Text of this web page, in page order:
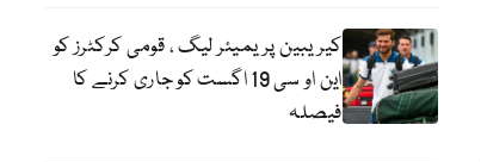
کیریبین پریمیئر لیگ ، قومی کرکٹرز کو
این او سی 19 اگست کو جاری کرنے کا
فیصلہ